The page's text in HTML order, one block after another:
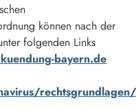
können nach der
folgenden Links
bayern.de